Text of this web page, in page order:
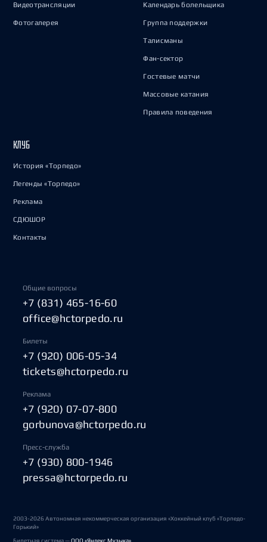
Видеотрансляции
Фотогалерея
Календарь болельщика
Группа поддержки
Талисманы
Фан-сектор
Гостевые матчи
Массовые катания
Правила поведения
КЛУБ
История «Торпедо»
Легенды «Торпедо»
Реклама
СДЮШОР
Контакты
Общие вопросы
+7 (831) 465-16-60
office@hctorpedo.ru
Билеты
+7 (920) 006-05-34
tickets@hctorpedo.ru
Реклама
+7 (920) 07-07-800
gorbunova@hctorpedo.ru
Пресс-служба
+7 (930) 800-1946
pressa@hctorpedo.ru
2003-2026 Автономная некоммерческая организация «Хоккейный клуб «Торпедо-
Горький»
Билетная система —ООО «Яндекс Музыка»